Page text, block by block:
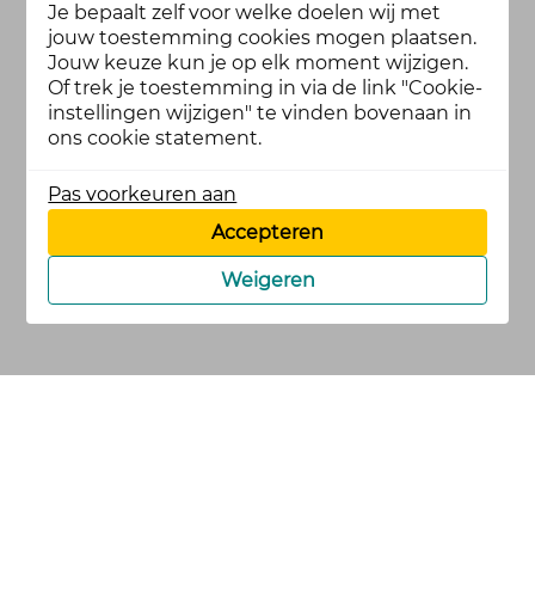
Je bepaalt zelf voor welke doelen wij met
jouw toestemming cookies mogen plaatsen.
Jouw keuze kun je op elk moment wijzigen.
Of trek je toestemming in via de link "Cookie-
instellingen wijzigen" te vinden bovenaan in
ons cookie statement.
Pas voorkeuren aan
Accepteren
Weigeren